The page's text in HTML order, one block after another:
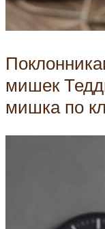
мишек
мишка по